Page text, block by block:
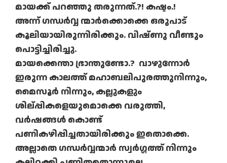
മായക്ക് പറഞ്ഞു തരുന്നത്.?! കഷ്ടം.!
അന്ന് ഗന്ധർവ്വ ന്മാർക്കൊക്കെ ഒരുപാട്
കൂലിയായിരുന്നിരിക്കും. വിഷ്ണു വീണ്ടും
പൊട്ടിച്ചിരിച്ചു.
മായക്കെന്താ ഭ്രാന്തുണ്ടോ.? വാഴുന്നോർ
ഇരുന്ന കാലത്ത് മഹാബലിപുരത്തുനിന്നും,
മൈസൂർ നിന്നും, കല്ലുകളും
ശില്പ്പികളെയുമൊക്കെ വരുത്തി,
വർഷങ്ങൾ കൊണ്ട്
പണികഴിപ്പിച്ചതായിരിക്കും ഇതൊക്കെ.
അല്ലാതെ ഗന്ധർവ്വന്മാർ സ്വർഗ്ഗത്ത് നിന്നും